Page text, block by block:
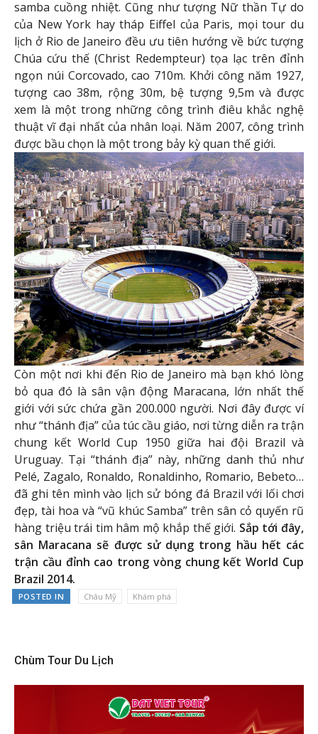
samba cuồng nhiệt. Cũng như tượng Nữ thần Tự do
của New York hay tháp Eiffel của Paris, mọi tour du
lịch ở Rio de Janeiro đều ưu tiên hướng về bức tượng
Chúa cứu thế (Christ Redempteur) tọa lạc trên đỉnh
ngọn núi Corcovado, cao 710m. Khởi công năm 1927,
tượng cao 38m, rộng 30m, bệ tượng 9,5m và được
xem là một trong những công trình điêu khắc nghệ
thuật vĩ đại nhất của nhân loại. Năm 2007, công trình
được bầu chọn là một trong bảy kỳ quan thế giới.
Còn một nơi khi đến Rio de Janeiro mà bạn khó lòng
bỏ qua đó là sân vận động Maracana, lớn nhất thế
giới với sức chứa gần 200.000 người. Nơi đây được ví
như “thánh địa” của túc cầu giáo, nơi từng diễn ra trận
chung kết World Cup 1950 giữa hai đội Brazil và
Uruguay. Tại “thánh địa” này, những danh thủ như
Pelé, Zagalo, Ronaldo, Ronaldinho, Romario, Bebeto…
đã ghi tên mình vào lịch sử bóng đá Brazil với lối chơi
đẹp, tài hoa và “vũ khúc Samba” trên sân cỏ quyến rũ
hàng triệu trái tim hâm mộ khắp thế giới. Sắp tới đây,
sân Maracana sẽ được sử dụng trong hầu hết các
trận cầu đỉnh cao trong vòng chung kết World Cup
Brazil 2014.
POSTED IN Châu Mỹ Khám phá
Chùm Tour Du Lịch